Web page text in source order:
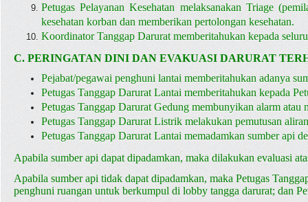
Petugas Pelayanan Kesehatan melaksanakan Triage
kesehatan korban dan memberikan pertolongan kesehatan.
Koordinator Tanggap Darurat memberitahukan kepada
C. PERINGATAN DINI DAN EVAKUASI DARURAT
Pejabat/pegawai penghuni lantai memberitahukan adanya
Petugas Tanggap Darurat Lantai memberitahukan kepada
Petugas Tanggap Darurat Gedung membunyikan alarm atau
Petugas Tanggap Darurat Listrik melakukan pemutusan
Petugas Tanggap Darurat Lantai memadamkan sumber api
Apabila sumber api dapat dipadamkan, maka dilakukan evaluasi
Apabila sumber api tidak dapat dipadamkan, maka Petugas
penghuni ruangan untuk berkumpul di lobby tangga darurat; dan